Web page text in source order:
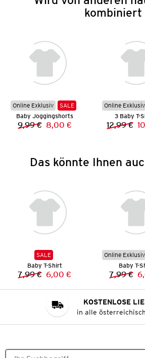
kombiniert
Online Exklusiv
SALE
Baby Joggingshorts
Vorheriger Preis:
9,99 € Neuer Preis:
8,00 €
Online Exklusiv
3 Baby T-
12,99 €
Das könnte Ihnen
SALE
Baby T-Shirt
Vorheriger Preis:
7,99 € Neuer Preis:
6,00 €
Online Exklusiv
Baby T-
7,99 €
KOSTENLOSE
in alle